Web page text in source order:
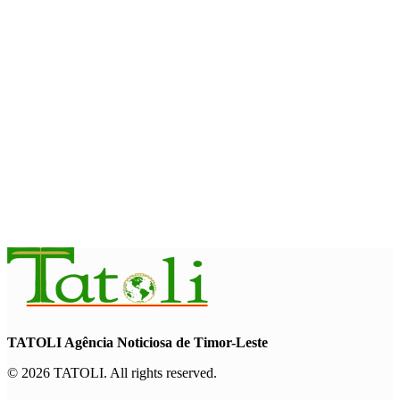
TATOLI Agência Noticiosa de Timor-Leste
© 2026 TATOLI. All rights reserved.